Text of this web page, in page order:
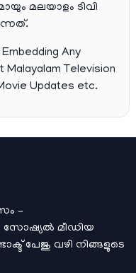
മലയാളം ടിവി
Any
Malayalam Television
Updates etc.
–
സോഷ്യല്‍ മീഡിയ
പേജു വഴി നിങ്ങളുടെ